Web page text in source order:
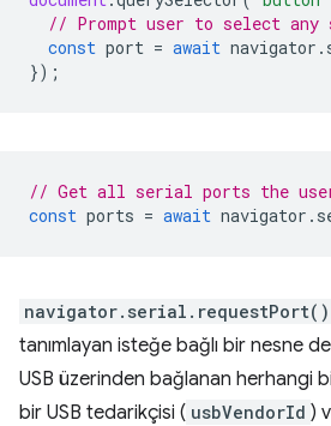
// Prompt user to select
const port = await navigator .
});
// Get all serial ports the user
const ports = await navigator .
navigator.serial.requestPort()
tanımlayan isteğe bağlı bir nesne
USB üzerinden bağlanan herhangi
bir USB tedarikçisi ( usbVendorId )